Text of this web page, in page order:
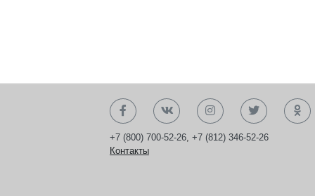
+7 (800) 700-52-26, +7 (812) 346-52-26
Контакты